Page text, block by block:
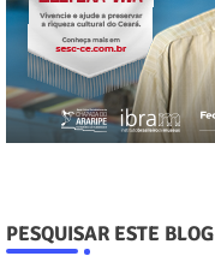
PESQUISAR ESTE BLOG